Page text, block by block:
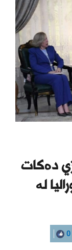
دەکات
لە
0